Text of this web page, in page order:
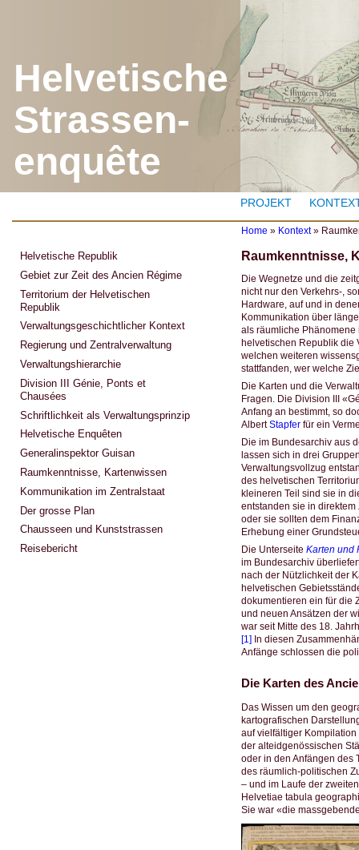
Helvetische
Strassen-
enquête
PROJEKT
Y
o
u
a
r
e
h
e
r
e
Home » Kontext»
Raumkenntnisse,
Die Wegnetze und die
nicht nur den Verkehrs-,
Hardware, auf und in
Kommunikation über
als räumliche Phänomene
helvetischen Republik die
welchen weiteren
stattfanden, wer welche
Die Karten und die
Fragen. Die Division III
Anfang an bestimmt, so
AlbertStapferfür ein
Die im Bundesarchiv aus
lassen sich in drei
Verwaltungsvollzug
des helvetischen
kleineren Teil sind sie in
entstanden sie in
oder sie sollten dem
Erhebung einer
Die Unterseite Karten und
im Bundesarchiv
nach der Nützlichkeit der
helvetischen
dokumentieren ein für die
und neuen Ansätzen der
war seit Mitte des 18.
[1] In diesen
Anfänge schlossen die
Die Karten des
Das Wissen um den
kartografischen
auf vielfältiger
der alteidgenössischen
oder in den Anfängen des
des räumlich-politischen
– und im Laufe der
Helvetiae tabula
Sie war «die
Helvetische Republik
Gebiet zur Zeit des Ancien Régime
Territorium der Helvetischen
Republik
Verwaltungsgeschichtlicher Kontext
Regierung und Zentralverwaltung
Verwaltungshierarchie
Division III Génie, Ponts et
Chausées
Schriftlichkeit als Verwaltungsprinzip
Helvetische Enquêten
Generalinspektor Guisan
Raumkenntnisse, Kartenwissen
Kommunikation im Zentralstaat
Der grosse Plan
Chausseen und Kunststrassen
Reisebericht